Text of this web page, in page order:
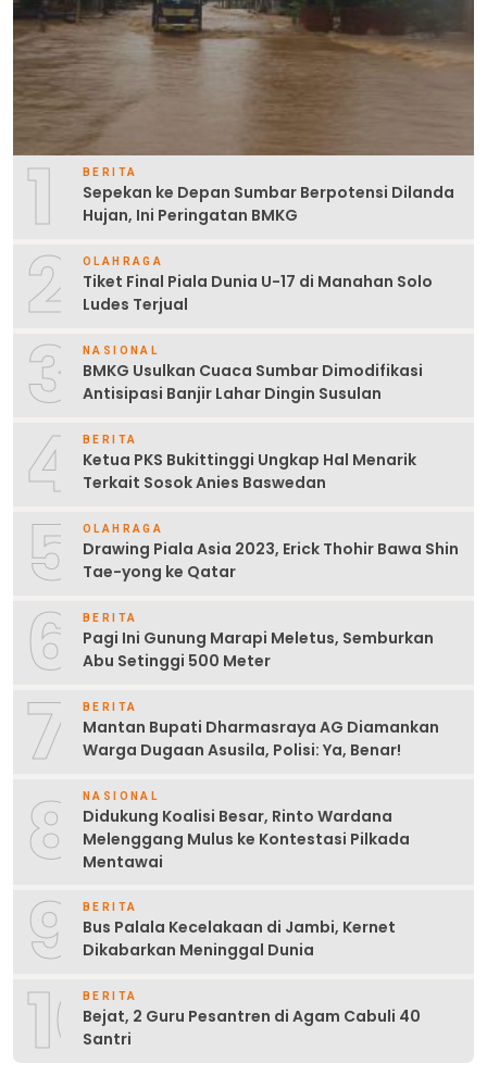
1 BERITA
Sepekan ke Depan Sumbar Berpotensi Dilanda
Hujan, Ini Peringatan BMKG
2 OLAHRAGA
Tiket Final Piala Dunia U-17 di Manahan Solo
Ludes Terjual
3 NASIONAL
BMKG Usulkan Cuaca Sumbar Dimodifikasi
Antisipasi Banjir Lahar Dingin Susulan
4 BERITA
Ketua PKS Bukittinggi Ungkap Hal Menarik
Terkait Sosok Anies Baswedan
5 OLAHRAGA
Drawing Piala Asia 2023, Erick Thohir Bawa Shin
Tae-yong ke Qatar
6 BERITA
Pagi Ini Gunung Marapi Meletus, Semburkan
Abu Setinggi 500 Meter
7 BERITA
Mantan Bupati Dharmasraya AG Diamankan
Warga Dugaan Asusila, Polisi: Ya, Benar!
8 NASIONAL
Didukung Koalisi Besar, Rinto Wardana
Melenggang Mulus ke Kontestasi Pilkada
Mentawai
9 BERITA
Bus Palala Kecelakaan di Jambi, Kernet
Dikabarkan Meninggal Dunia
10BERITA
Bejat, 2 Guru Pesantren di Agam Cabuli 40
Santri